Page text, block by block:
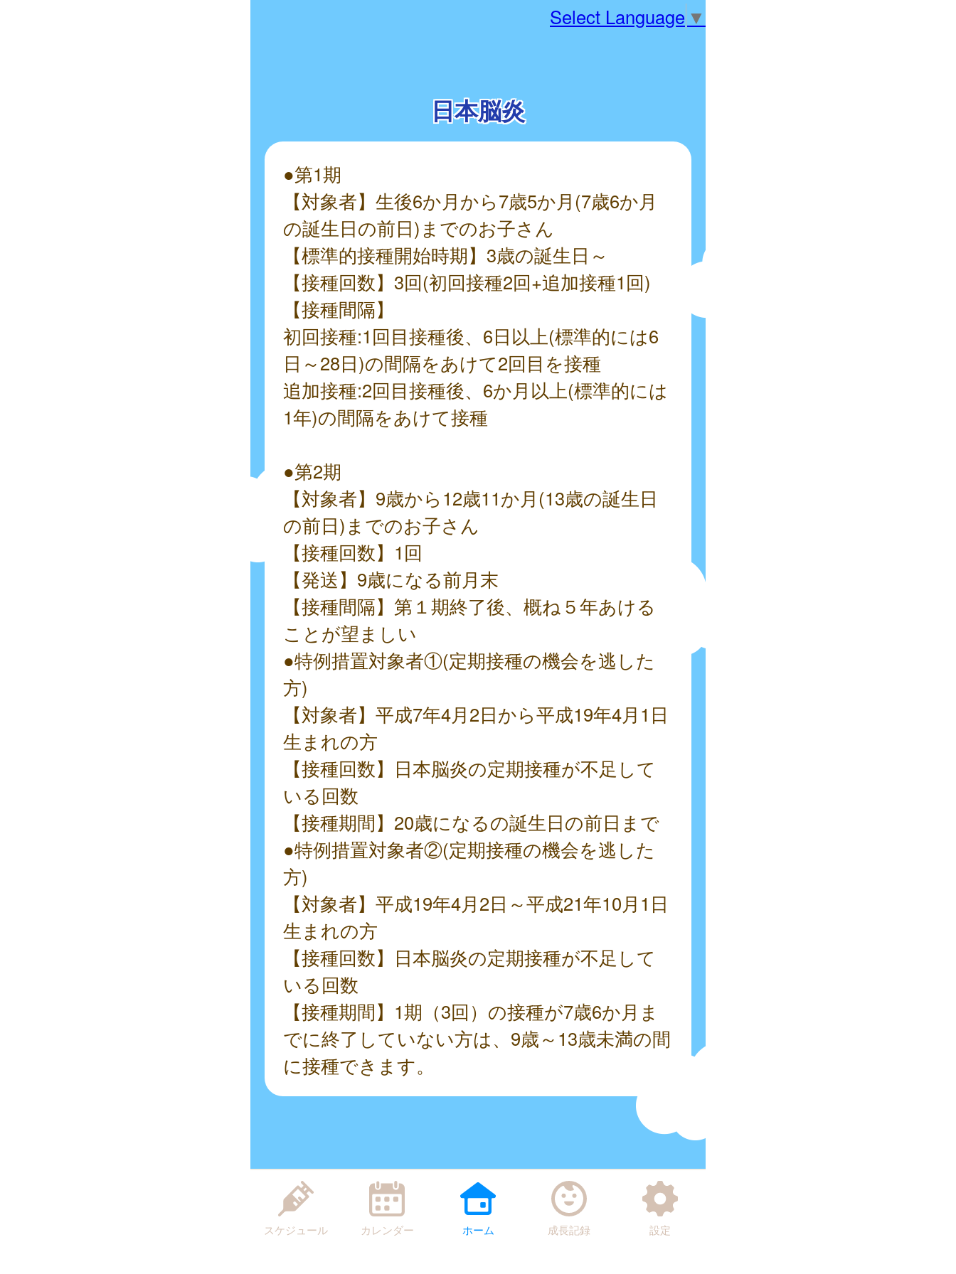
Select Language ▼
日本脳炎
●第1期
【対象者】生後6か月から7歳5か月(7歳6か月
の誕生日の前日)までのお子さん
【標準的接種開始時期】3歳の誕生日～
【接種回数】3回(初回接種2回+追加接種1回)
【接種間隔】
初回接種:1回目接種後、6日以上(標準的には6
日～28日)の間隔をあけて2回目を接種
追加接種:2回目接種後、6か月以上(標準的には
1年)の間隔をあけて接種
●第2期
【対象者】9歳から12歳11か月(13歳の誕生日
の前日)までのお子さん
【接種回数】1回
【発送】9歳になる前月末
【接種間隔】第１期終了後、概ね５年あける
ことが望ましい
●特例措置対象者①(定期接種の機会を逃した
方)
【対象者】平成7年4月2日から平成19年4月1日
生まれの方
【接種回数】日本脳炎の定期接種が不足して
いる回数
【接種期間】20歳になるの誕生日の前日まで
●特例措置対象者②(定期接種の機会を逃した
方)
【対象者】平成19年4月2日～平成21年10月1日
生まれの方
【接種回数】日本脳炎の定期接種が不足して
いる回数
【接種期間】1期（3回）の接種が7歳6か月ま
でに終了していない方は、9歳～13歳未満の間
に接種できます。
スケジュール カレンダー ホーム 成長記録 設定